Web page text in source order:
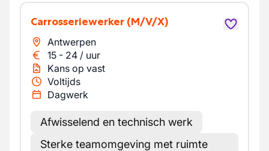
Carrosseriewerker (M/V/X)
Antwerpen
15 - 24 / uur
Kans op vast
Voltijds
Dagwerk
Afwisselend en technisch werk
Sterke teamomgeving met ruimte